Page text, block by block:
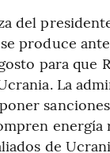
del
produce
para que
La
energía
de